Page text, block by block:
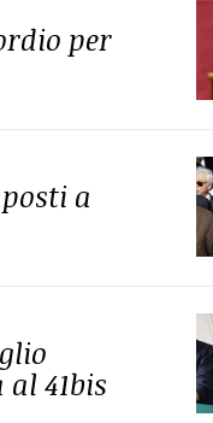
per
a
41bis